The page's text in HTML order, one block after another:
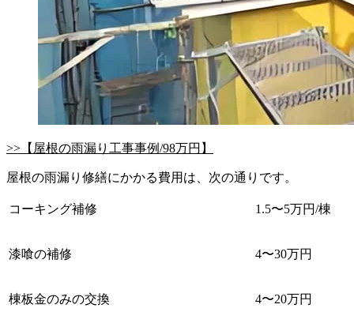
>>【屋根の雨漏り工事事例/98万円】
屋根の雨漏り修繕にかかる費用は、次の通りです。
コーキング補修 1.5〜5万円/棟
漆喰の補修 4〜30万円
棟板金のみの交換 4〜20万円